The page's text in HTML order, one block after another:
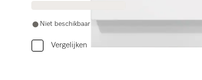
Niet beschikbaar
Vergelijken